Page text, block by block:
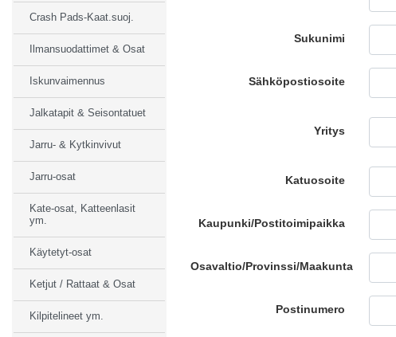
Sukunimi
Sähköpostiosoite
Yritys
Katuosoite
Kaupunki/Postitoimipaikka
Osavaltio/Provinssi/Maakunta
Postinumero
Crash Pads-Kaat.suoj.
Ilmansuodattimet & Osat
Iskunvaimennus
Jalkatapit & Seisontatuet
Jarru- & Kytkinvivut
Jarru-osat
Kate-osat, Katteenlasit
ym.
Käytetyt-osat
Ketjut / Rattaat & Osat
Kilpitelineet ym.